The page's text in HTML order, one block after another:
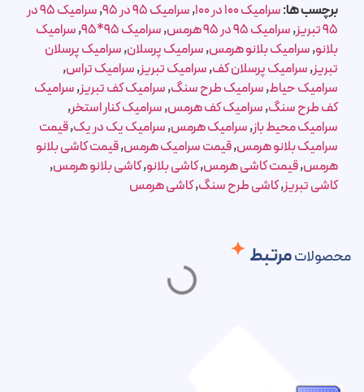
برچسب ها:سرامیک 100 در 100 ,سرامیک 95 در 95 ,
سرامیک 95 در
95 تبریز
,سرامیک 95 در 95 هرمس ,سرامیک 95*95 ,سرامیک
بلانو,سرامیک بلانو هرمس,سرامیک پرسلان,سرامیک پرسلان
تبریز,سرامیک پرسلان کف,سرامیک تبریز,سرامیک تراس,
سرامیک حیاط,سرامیک طرح سنگ,سرامیک کف تبریز,سرامیک
کف طرح سنگ,سرامیک کف هرمس,سرامیک کنار استخر,
سرامیک محیط باز,سرامیک هرمس,سرامیک یک در یک,قیمت
سرامیک بلانو هرمس,قیمت سرامیک هرمس,قیمت کاشی بلانو
هرمس,قیمت کاشی هرمس,کاشی بلانو,کاشی بلانو هرمس,
کاشی تبریز,کاشی طرح سنگ,کاشی هرمس
محصولاتمرتبط